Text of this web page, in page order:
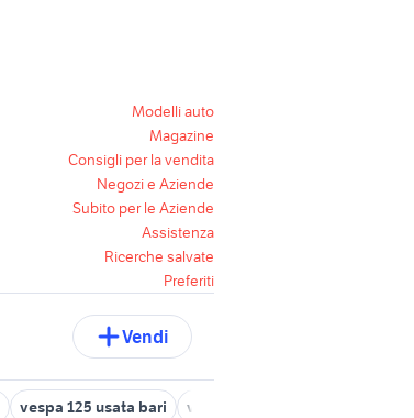
Modelli auto
Magazine
Consigli per la vendita
Negozi e Aziende
Subito per le Aziende
Assistenza
Ricerche salvate
Preferiti
Vendi
vespa 125 usata bari vespa 50 1980